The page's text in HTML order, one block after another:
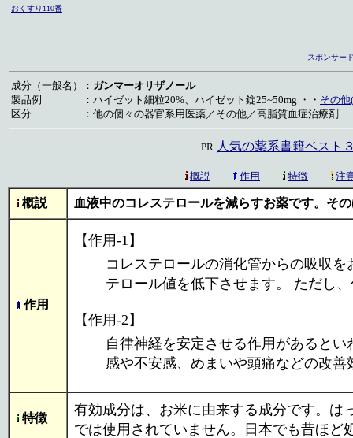
おくすり110番
スポンサー
成分（一般名） ： ガンマーオリザノール
製品例
： ハイゼット細粒20%、ハイゼット錠25~50mg ・・ その
区分
： 他の個々の器官系用医薬／その他／高脂質血症治療剤
PR 人気の薬系書籍ベス
概説 作用 特徴 注
概説 血液中のコレステロールを減らすお薬です。そ
作用
【作用-1】
コレステロールの消化管からの吸収
テロール値を低下させます。 ただし
【作用-2】
自律神経を安定させる作用があると
感や不安感、めまいや頭痛などの改善
特徴
有効成分は、お米に由来する成分です。は
では使用されていません。日本でも昔ほど